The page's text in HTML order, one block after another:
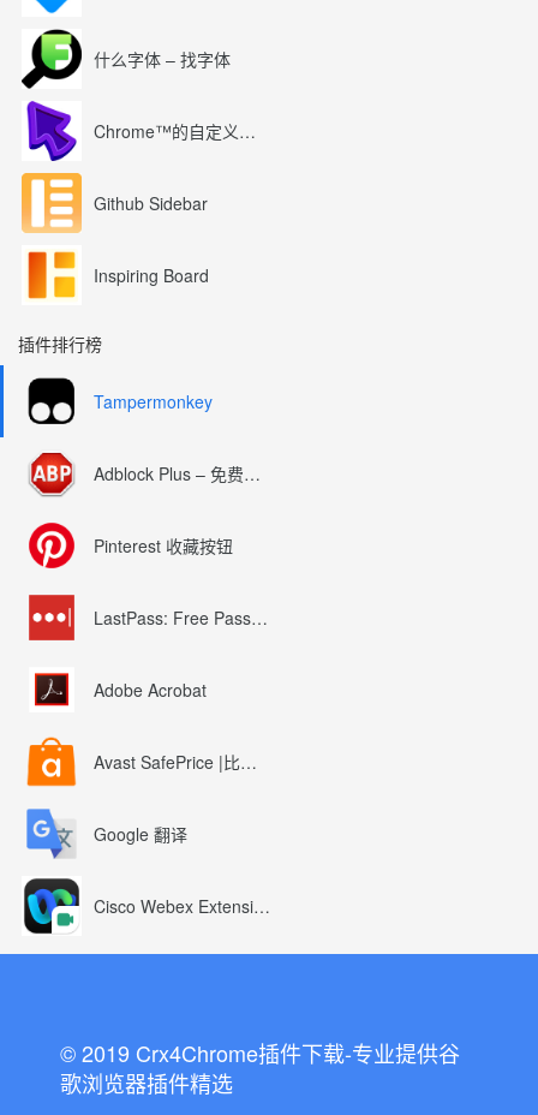
什么字体 – 找字体
Chrome™的自定义光标
Github Sidebar
Inspiring Board
插件排行榜
Tampermonkey
Adblock Plus – 免费的广告拦截器
Pinterest 收藏按钮
LastPass: Free Password Manager
Adobe Acrobat
Avast SafePrice |比较、交易、优惠券
Google 翻译
Cisco Webex Extension
© 2019 Crx4Chrome插件下载-专业提供谷
歌浏览器插件精选